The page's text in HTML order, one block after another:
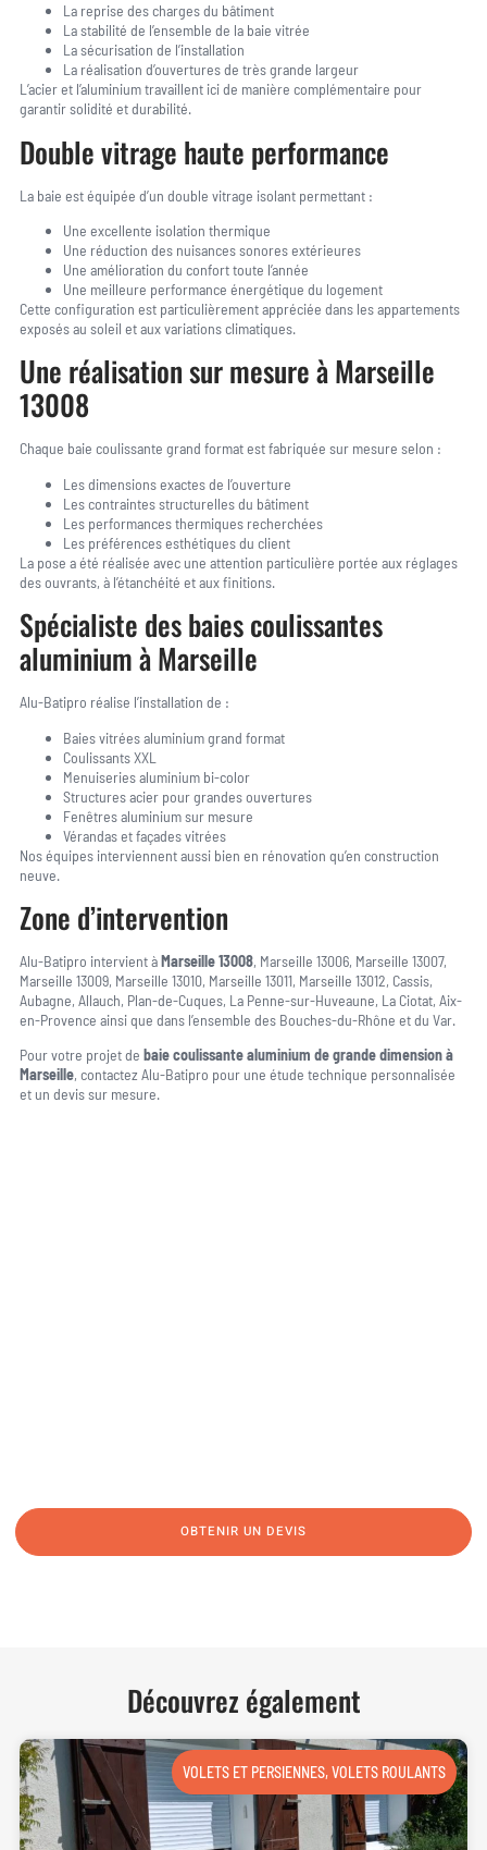
La reprise des charges du bâtiment
La stabilité de l’ensemble de la baie vitrée
La sécurisation de l’installation
La réalisation d’ouvertures de très grande largeur
L’acier et l’aluminium travaillent ici de manière complémentaire pour
garantir solidité et durabilité.
Double vitrage haute performance
La baie est équipée d’un double vitrage isolant permettant :
Une excellente isolation thermique
Une réduction des nuisances sonores extérieures
Une amélioration du confort toute l’année
Une meilleure performance énergétique du logement
Cette configuration est particulièrement appréciée dans les appartements
exposés au soleil et aux variations climatiques.
Une réalisation sur mesure à Marseille
13008
Chaque baie coulissante grand format est fabriquée sur mesure selon :
Les dimensions exactes de l’ouverture
Les contraintes structurelles du bâtiment
Les performances thermiques recherchées
Les préférences esthétiques du client
La pose a été réalisée avec une attention particulière portée aux réglages
des ouvrants, à l’étanchéité et aux finitions.
Spécialiste des baies coulissantes
aluminium à Marseille
Alu-Batipro réalise l’installation de :
Baies vitrées aluminium grand format
Coulissants XXL
Menuiseries aluminium bi-color
Structures acier pour grandes ouvertures
Fenêtres aluminium sur mesure
Vérandas et façades vitrées
Nos équipes interviennent aussi bien en rénovation qu’en construction
neuve.
Zone d’intervention
Alu-Batipro intervient àMarseille 13008, Marseille 13006, Marseille 13007,
Marseille 13009, Marseille 13010, Marseille 13011, Marseille 13012, Cassis,
Aubagne, Allauch, Plan-de-Cuques, La Penne-sur-Huveaune, La Ciotat, Aix-
en-Provence ainsi que dans l’ensemble des Bouches-du-Rhône et du Var.
Pour votre projet de baie coulissante aluminium de grande dimension à
Marseille, contactez Alu-Batipro pour une étude technique personnalisée
et un devis sur mesure.
OBTENIR UN DEVIS
Découvrez également
VOLETS ET PERSIENNES,VOLETS ROULANTS